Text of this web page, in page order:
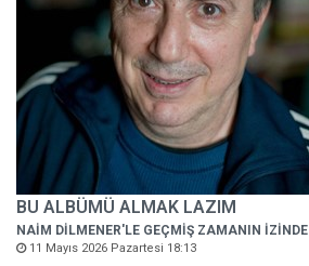
BU ALBÜMÜ ALMAK LAZIM
NAİM DİLMENER'LE GEÇMİŞ ZAMANIN İZİNDE
11 Mayıs 2026 Pazartesi 18:13